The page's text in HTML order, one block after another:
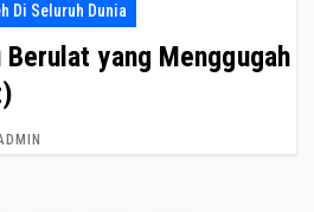
Di Seluruh Dunia
yang Menggugah